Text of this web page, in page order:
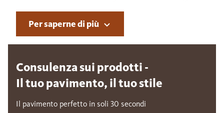
Per saperne di più
Consulenza sui prodotti -
Il tuo pavimento, il tuo stile
Il pavimento perfetto in soli 30 secondi